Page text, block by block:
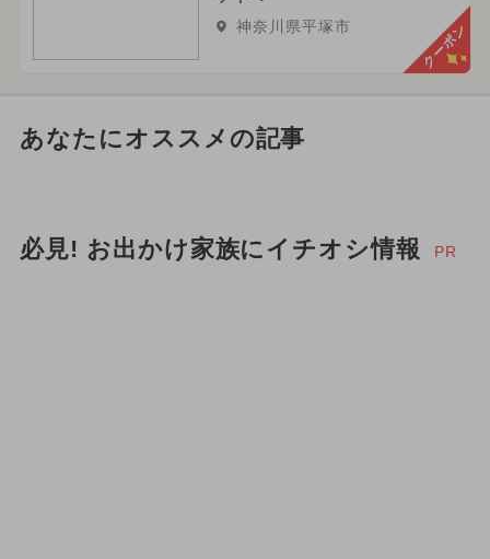
神奈川県平塚市 クーポン
あなたにオススメの記事
必見! お出かけ家族にイチオシ情報 PR